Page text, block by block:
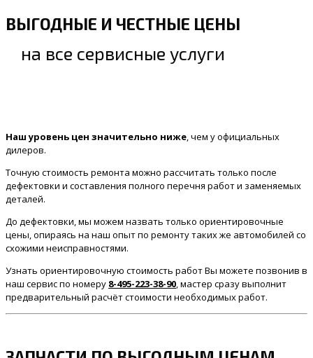
ВЫГОДНЫЕ И ЧЕСТНЫЕ ЦЕНЫ
на все сервисные услуги
Наш уровень цен значительно ниже , чем у официальных
дилеров.
Точную стоимость ремонта можно рассчитать только после
дефектовки и составления полного перечня работ и заменяемых
деталей.
До дефектовки, мы можем назвать только ориентировочные
цены, опираясь на наш опыт по ремонту таких же автомобилей со
схожими неисправностями.
Узнать ориентировочную стоимость работ Вы можете позвонив в
наш сервис по номеру 8-495-223-38-90 , мастер сразу выполнит
предварительный расчёт стоимости необходимых работ.